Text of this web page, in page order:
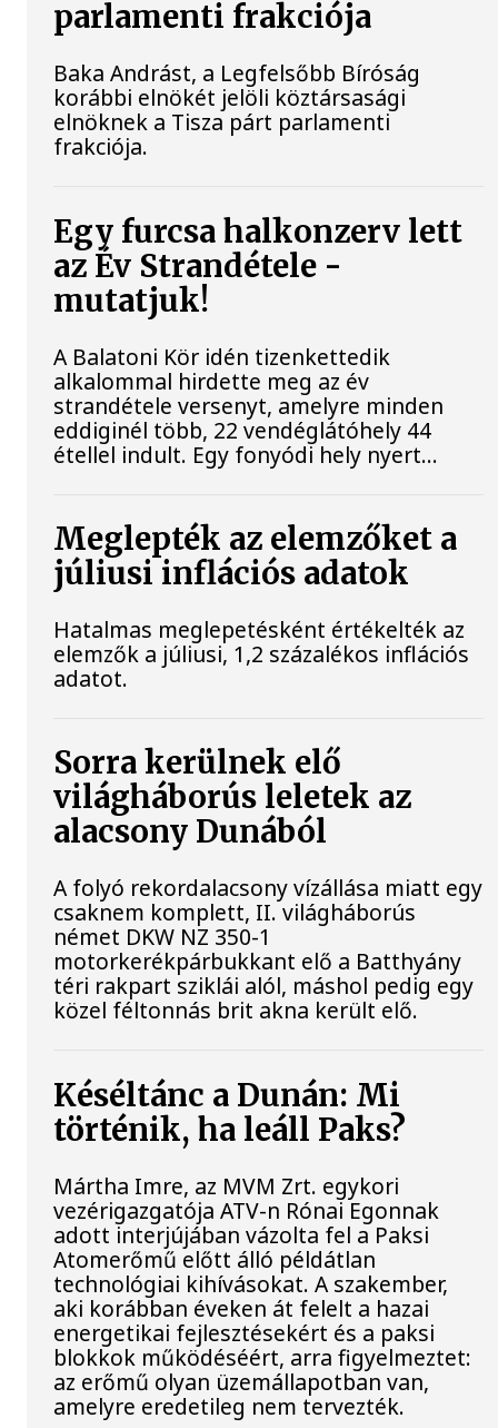
parlamenti frakciója
Baka Andrást, a Legfelsőbb Bíróság
korábbi elnökét jelöli köztársasági
elnöknek a Tisza párt parlamenti
frakciója.
Egy furcsa halkonzerv lett
az Év Strandétele -
mutatjuk!
A Balatoni Kör idén tizenkettedik
alkalommal hirdette meg az év
strandétele versenyt, amelyre minden
eddiginél több, 22 vendéglátóhely 44
étellel indult. Egy fonyódi hely nyert...
Meglepték az elemzőket a
júliusi inflációs adatok
Hatalmas meglepetésként értékelték az
elemzők a júliusi, 1,2 százalékos inflációs
adatot.
Sorra kerülnek elő
világháborús leletek az
alacsony Dunából
A folyó rekordalacsony vízállása miatt egy
csaknem komplett, II. világháborús
német DKW NZ 350-1
motorkerékpárbukkant elő a Batthyány
téri rakpart sziklái alól, máshol pedig egy
közel féltonnás brit akna került elő.
Késéltánc a Dunán: Mi
történik, ha leáll Paks?
Mártha Imre, az MVM Zrt. egykori
vezérigazgatója ATV-n Rónai Egonnak
adott interjújában vázolta fel a Paksi
Atomerőmű előtt álló példátlan
technológiai kihívásokat. A szakember,
aki korábban éveken át felelt a hazai
energetikai fejlesztésekért és a paksi
blokkok működéséért, arra figyelmeztet:
az erőmű olyan üzemállapotban van,
amelyre eredetileg nem tervezték.